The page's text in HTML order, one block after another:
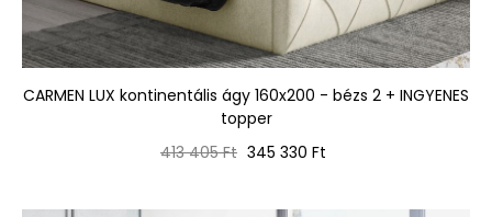
CARMEN LUX kontinentális ágy 160x200 - bézs 2 + INGYENES
topper
Normál
413 405 Ft Ár
345 330 Ft